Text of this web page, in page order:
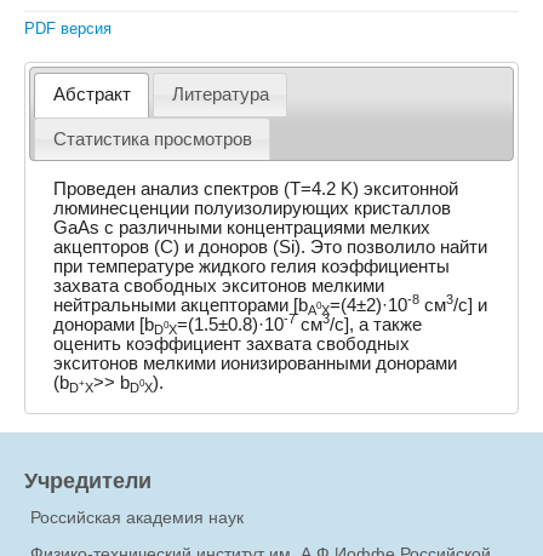
PDF версия
Абстракт Литература
Статистика просмотров
Проведен анализ спектров (T=4.2 K) экситонной
люминесценции полуизолирующих кристаллов
GaAs с различными концентрациями мелких
акцепторов (С) и доноров (Si). Это позволило найти
при температуре жидкого гелия коэффициенты
захвата свободных экситонов мелкими
нейтральными акцепторами [bA0X=(4±2)·10-8 см3/с] и
донорами [bD0X=(1.5±0.8)·10-7 см3/с], а также
оценить коэффициент захвата свободных
экситонов мелкими ионизированными донорами
(bD+X>> bD0X).
Учредители
Российская академия наук